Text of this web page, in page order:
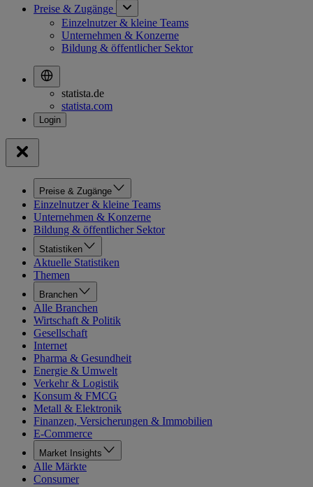
Preise & Zugänge
Einzelnutzer & kleine Teams
Unternehmen & Konzerne
Bildung & öffentlicher Sektor
statista.de
statista.com
Preise & Zugänge
Einzelnutzer & kleine Teams
Unternehmen & Konzerne
Bildung & öffentlicher Sektor
Statistiken
Aktuelle Statistiken
Themen
Branchen
Alle Branchen
Wirtschaft & Politik
Gesellschaft
Internet
Pharma & Gesundheit
Energie & Umwelt
Verkehr & Logistik
Konsum & FMCG
Metall & Elektronik
Finanzen, Versicherungen & Immobilien
E-Commerce
Market Insights
Alle Märkte
Consumer